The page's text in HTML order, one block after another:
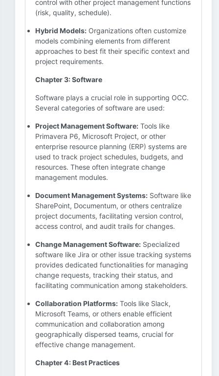
control with other project management functions
(risk, quality, schedule).
Hybrid Models: Organizations often customize
models combining elements from different
approaches to best fit their specific context and
project requirements.
Chapter 3: Software
Software plays a crucial role in supporting OCC.
Several categories of software are used:
Project Management Software: Tools like
Primavera P6, Microsoft Project, or other
enterprise resource planning (ERP) systems are
used to track project schedules, budgets, and
resources. These often integrate change
management modules.
Document Management Systems: Software like
SharePoint, Documentum, or others centralize
project documents, facilitating version control,
access control, and audit trails for changes.
Change Management Software: Specialized
software like Jira or other issue tracking systems
provides dedicated functionalities for managing
change requests, tracking their status, and
facilitating communication among stakeholders.
Collaboration Platforms: Tools like Slack,
Microsoft Teams, or others enable efficient
communication and collaboration among
geographically dispersed teams, crucial for
effective change management.
Chapter 4: Best Practices